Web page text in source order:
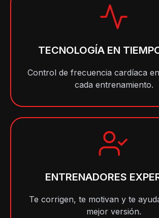
TECNOLOGÍA EN
Control de frecuencia cardíaca
cada entrenamiento.
ENTRENADORES
Te corrigen, te motivan y te
mejor versión.